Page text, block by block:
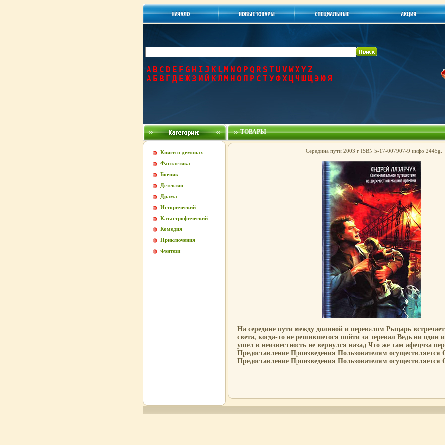
A B C D E F G H I J K L M N O P Q R S T U V WXYZ
А Б В Г Д Е Ж З И Й КЛ М Н О П Р С Т УФХЦЧ Ш Щ Э ЮЯ
Книги о демонах
Фантастика
Боевик
Детектив
Драма
Исторический
Катастрофический
Комедия
Приключения
Фэнтези
ТОВАРЫ
Середина пути 2003 г ISBN 5-17-007907-9 инфо 2445g.
На середине пути между долиной и перевалом Рыцарь
света, когда-то не решившегося пойти за перевал Ведь ни один
ушел в неизвестность не вернулся назад Что же там афецчза
Предоставление Произведения Пользователям
Предоставление Произведения Пользователям